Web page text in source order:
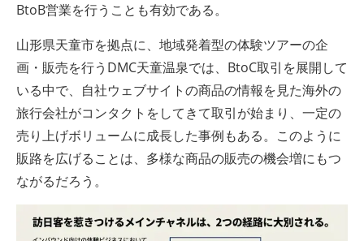
BtoB営業を行うことも有効である。
山形県天童市を拠点に、地域発着型の体験ツアーの企
画・販売を行うDMC天童温泉では、BtoC取引を展開して
いる中で、自社ウェブサイトの商品の情報を見た海外の
旅行会社がコンタクトをしてきて取引が始まり、一定の
売り上げボリュームに成長した事例もある。このように
販路を広げることは、多様な商品の販売の機会増にもつ
ながるだろう。